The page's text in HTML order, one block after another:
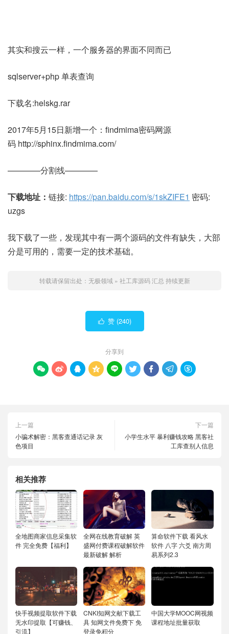
其实和搜云一样，一个服务器的界面不同而已
sqlserver+php 单表查询
下载名:helskg.rar
2017年5月15日新增一个：findmima密码网源
码 http://sphinx.findmima.com/
————分割线————
下载地址： 链接: https://pan.baidu.com/s/1skZIFE1 密码:
uzgs
我下载了一些，发现其中有一两个源码的文件有缺失，大部
分是可用的，需要一定的技术基础。
转载请保留出处： 无极领域 » 社工库源码 汇总 持续更新
 赞 (240)
分享到
        
上一篇
小骗术解密：黑客查通话记录 灰
色项目
下一篇
小学生水平 暴利赚钱攻略 黑客社
工库查别人信息
相关推荐
全地图商家信息采集软
件 完全免费【福利】
全网在线教育破解 英
盛网付费课程破解软件
最新破解 解析
算命软件下载 看风水
软件 八字 六爻 南方周
易系列2.3
快手视频提取软件下载
无水印提取【可赚钱、
引流】
CNKI知网文献下载工
具 知网文件免费下 免
登录免积分
中国大学MOOC网视频
课程地址批量获取